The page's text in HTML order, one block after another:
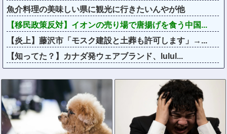
魚介料理の美味しい県に観光に行きたいんやが他
【移民政策反対】イオンの売り場で唐揚げを食う中国...
【炎上】藤沢市「モスク建設と土葬も許可します」→...
【知ってた？】カナダ発ウェアブランド、lulul...